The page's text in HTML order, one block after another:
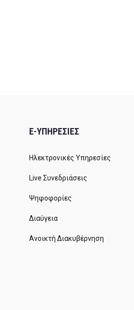
E-ΥΠΗΡΕΣΙΕΣ
Ηλεκτρονικές Υπηρεσίες
Live Συνεδριάσεις
Ψηφοφορίες
Διαύγεια
Ανοικτή Διακυβέρνηση